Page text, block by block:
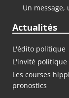
Un
Actualités
L'édito politique
L'invité politique
Les courses
pronostics